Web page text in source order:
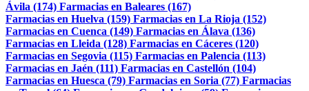
Ávila (174) Farmacias en Baleares (167)
Farmacias en Huelva (159) Farmacias en La Rioja (152)
Farmacias en Cuenca (149) Farmacias en Álava (136)
Farmacias en Lleida (128) Farmacias en Cáceres (120)
Farmacias en Segovia (115) Farmacias en Palencia (113)
Farmacias en Jaén (111) Farmacias en Castellón (104)
Farmacias en Huesca (79) Farmacias en Soria (77) Farmacias